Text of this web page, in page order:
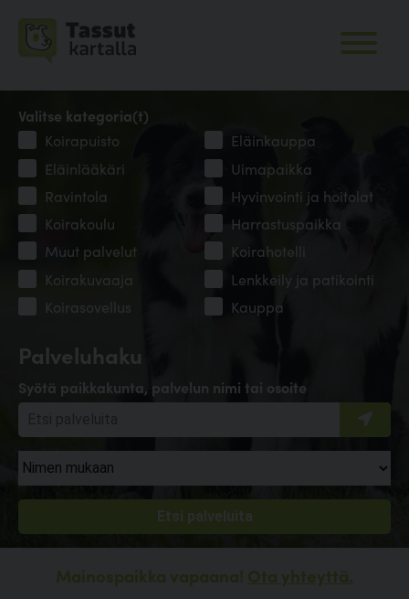
Palveluhaku
Syötä paikkakunta, palvelun nimi tai osoite
Valitse kategoria(t)
Koirapuisto
Eläinkauppa
Eläinlääkäri
Uimapaikka
Ravintola
Hyvinvointi ja hoitolat
Koirakoulu
Harrastuspaikka
Muut palvelut
Koirahotelli
Koirakuvaaja
Lenkkeily ja patikointi
Koirasovellus
Kauppa
Mainospaikka vapaana! Ota yhteyttä.